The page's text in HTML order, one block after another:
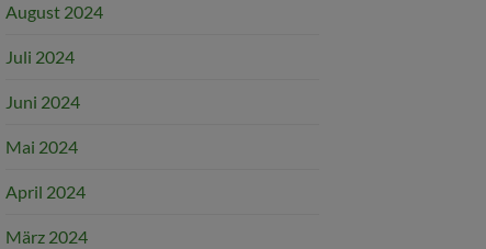
August 2024
Juli 2024
Juni 2024
Mai 2024
April 2024
März 2024